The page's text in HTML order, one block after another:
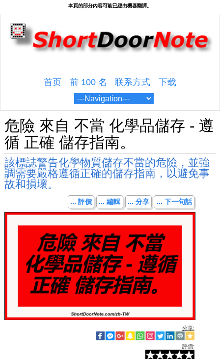
首页 前 100 名 联系方式 下载
危險 來自 不當 化學品儲存 - 遵
循 正確 儲存指南。
該標誌警告化學物質儲存不當的危險，並強
調需要嚴格遵循正確的儲存指南，以避免事
故和損壞。
... 評價 ... 編輯 ... 分享 ... 下一句話
分享:
評價: